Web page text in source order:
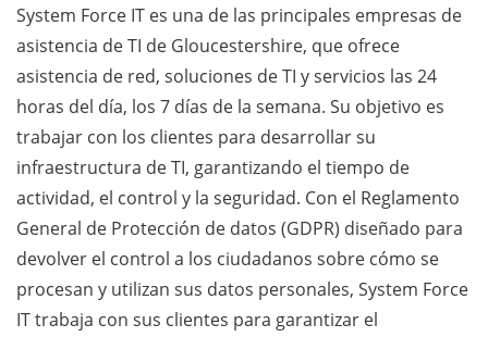
System Force IT es una de las principales empresas de
asistencia de TI de Gloucestershire, que ofrece
asistencia de red, soluciones de TI y servicios las 24
horas del día, los 7 días de la semana. Su objetivo es
trabajar con los clientes para desarrollar su
infraestructura de TI, garantizando el tiempo de
actividad, el control y la seguridad. Con el Reglamento
General de Protección de datos (GDPR) diseñado para
devolver el control a los ciudadanos sobre cómo se
procesan y utilizan sus datos personales, System Force
IT trabaja con sus clientes para garantizar el